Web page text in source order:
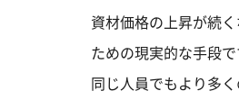
資材価格の上昇が続
ための現実的な手段
同じ人員でもより多